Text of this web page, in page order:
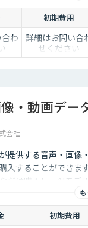
初期費用
わ
詳細はお問い合
せください
・動画デー
会社
提供する音声・画
入することができま
だけ購入し、AIモデ
初期費用